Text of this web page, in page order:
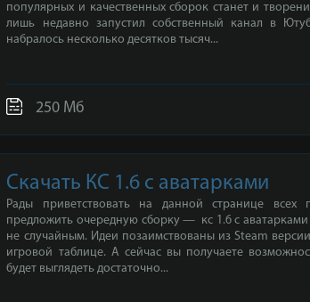
популярных и качественных сборок станет и
лишь недавно запустил собственный канал в
набралось несколько десятков тысяч...
250 Мб
Скачать КС 1.6 с аватарками
Рады приветствовать на данной странице
предложить очередную сборку — кс 1.6 с
не случайным. Идеи позаимствованы из Steam
игровой таблице. А сейчас вы получаете
будет выглядеть достаточно...